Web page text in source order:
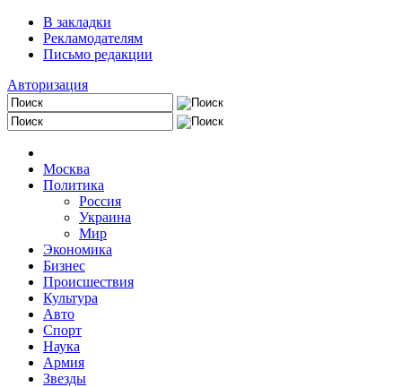
В закладки
Рекламодателям
Письмо редакции
Авторизация
Москва
Политика
Россия
Украина
Мир
Экономика
Бизнес
Происшествия
Культура
Авто
Спорт
Наука
Армия
Звезды